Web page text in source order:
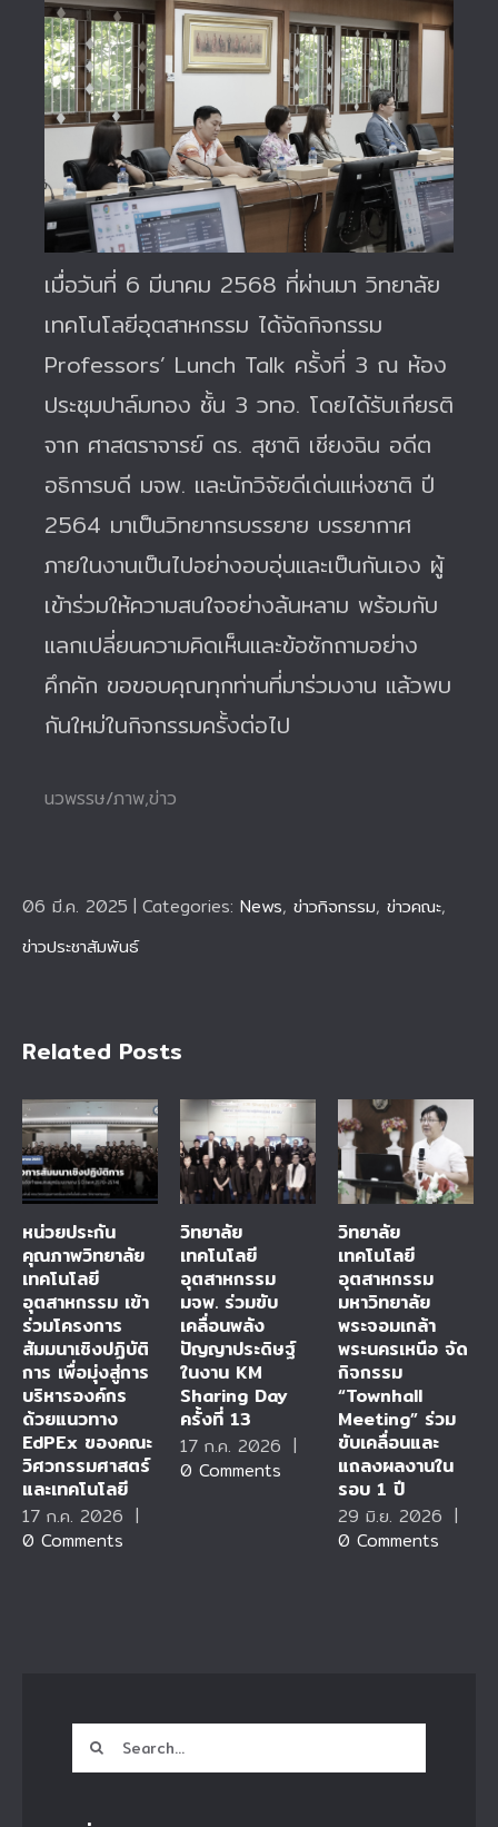
เมื่อวันที่ 6 มีนาคม 2568 ที่ผ่านมา วิทยาลัย
เทคโนโลยีอุตสาหกรรม ได้จัดกิจกรรม
Professors’ Lunch Talk ครั้งที่ 3 ณ ห้อง
ประชุมปาล์มทอง ชั้น 3 วทอ. โดยได้รับเกียรติ
จาก ศาสตราจารย์ ดร. สุชาติ เชียงฉิน อดีต
อธิการบดี มจพ. และนักวิจัยดีเด่นแห่งชาติ ปี
2564 มาเป็นวิทยากรบรรยาย บรรยากาศ
ภายในงานเป็นไปอย่างอบอุ่นและเป็นกันเอง ผู้
เข้าร่วมให้ความสนใจอย่างล้นหลาม พร้อมกับ
แลกเปลี่ยนความคิดเห็นและข้อซักถามอย่าง
คึกคัก ขอขอบคุณทุกท่านที่มาร่วมงาน แล้วพบ
กันใหม่ในกิจกรรมครั้งต่อไป
นวพรรษ/ภาพ,ข่าว
06 มี.ค. 2025 | Categories: News, ข่าวกิจกรรม, ข่าวคณะ,
ข่าวประชาสัมพันธ์
Related Posts
หน่วยประกัน
คุณภาพวิทยาลัย
เทคโนโลยี
อุตสาหกรรม เข้า
ร่วมโครงการ
สัมมนาเชิงปฏิบัติ
การ เพื่อมุ่งสู่การ
บริหารองค์กร
ด้วยแนวทาง
EdPEx ของคณะ
วิศวกรรมศาสตร์
และเทคโนโลยี
17 ก.ค. 2026 |
0 Comments
วิทยาลัย
เทคโนโลยี
อุตสาหกรรม
มจพ. ร่วมขับ
เคลื่อนพลัง
ปัญญาประดิษฐ์
ในงาน KM
Sharing Day
ครั้งที่ 13
17 ก.ค. 2026 |
0 Comments
วิทยาลัย
เทคโนโลยี
อุตสาหกรรม
มหาวิทยาลัย
พระจอมเกล้า
พระนครเหนือ จัด
กิจกรรม
“Townhall
Meeting” ร่วม
ขับเคลื่อนและ
แถลงผลงานใน
รอบ 1 ปี
29 มิ.ย. 2026 |
0 Comments
Search
for: